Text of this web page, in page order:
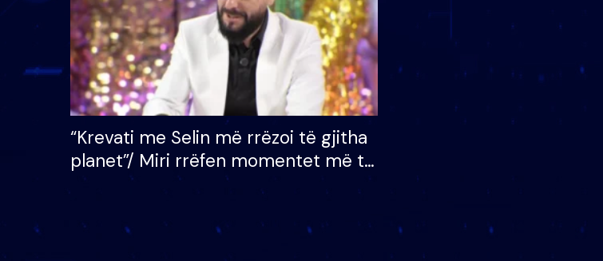
“Krevati me Selin më rrëzoi të gjitha
planet”/ Miri rrëfen momentet më të
bukura në shtëpinë e BB VIP: Do më